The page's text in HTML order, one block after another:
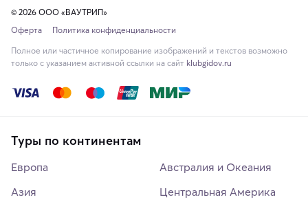
© 2026 ООО «ВАУТРИП»
Оферта
Политика конфиденциальности
Полное или частичное копирование изображений и текстов возможно
только с указанием активной ссылки на сайт klubgidov.ru
Туры по континентам
Европа
Азия
Австралия и Океания
Центральная Америка